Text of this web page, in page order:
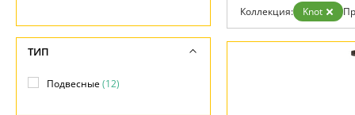
Установка
Дизайнерам
Контакты
Прованс
Современный
Хай тек
Коллекция: Knot
ТИП
Подвесные(12)